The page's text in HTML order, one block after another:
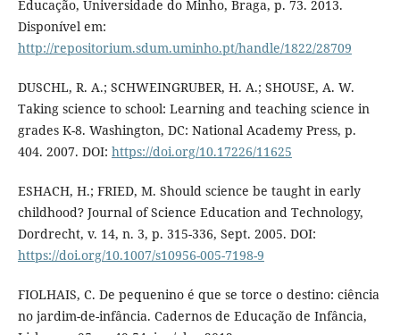
Educação, Universidade do Minho, Braga, p. 73. 2013.
Disponível em:
http://repositorium.sdum.uminho.pt/handle/1822/28709
DUSCHL, R. A.; SCHWEINGRUBER, H. A.; SHOUSE, A. W.
Taking science to school: Learning and teaching science in
grades K-8. Washington, DC: National Academy Press, p.
404. 2007. DOI: https://doi.org/10.17226/11625
ESHACH, H.; FRIED, M. Should science be taught in early
childhood? Journal of Science Education and Technology,
Dordrecht, v. 14, n. 3, p. 315-336, Sept. 2005. DOI:
https://doi.org/10.1007/s10956-005-7198-9
FIOLHAIS, C. De pequenino é que se torce o destino: ciência
no jardim-de-infância. Cadernos de Educação de Infância,